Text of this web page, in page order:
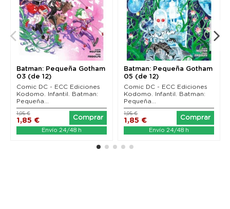
Batman: Pequeña Gotham
03 (de 12)
Comic DC - ECC Ediciones
Kodomo. Infantil. Batman:
Pequeña...
1,85 €
1,95 €
Comprar
Envío 24/48 h
Batman: Pequeña Gotham
05 (de 12)
Comic DC - ECC Ediciones
Kodomo. Infantil. Batman:
Pequeña...
1,85 €
1,95 €
Comprar
Envío 24/48 h